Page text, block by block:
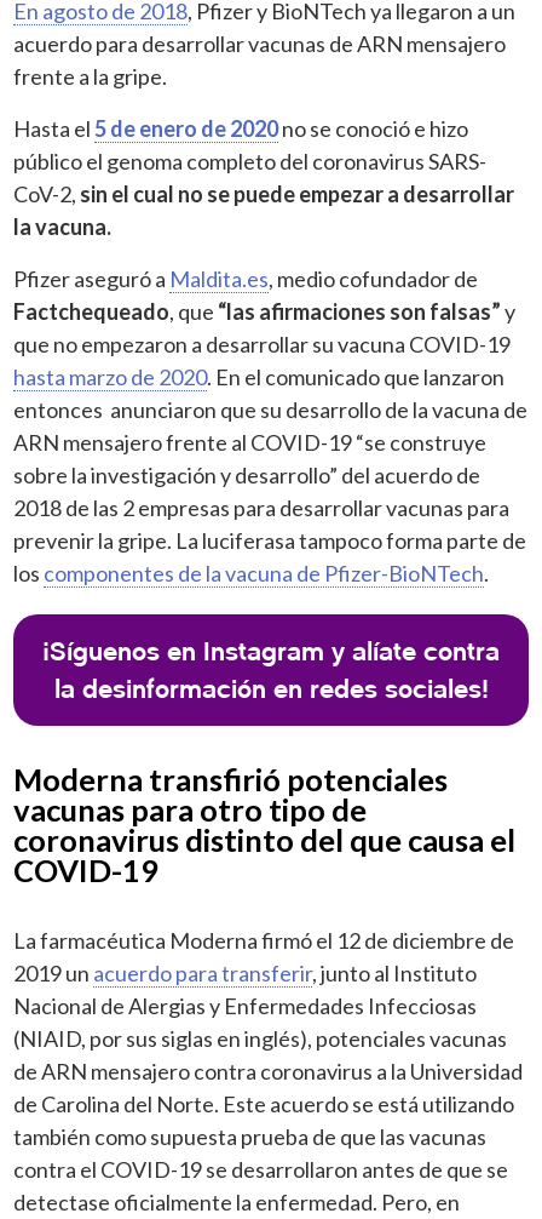
En agosto de 2018, Pfizer y BioNTech ya llegaron a un
acuerdo para desarrollar vacunas de ARN mensajero
frente a la gripe.
Hasta el5 de enero de 2020no se conoció e hizo
público el genoma completo del coronavirus SARS-
CoV-2, sin el cual no se puede empezar a desarrollar
la vacuna.
Pfizer aseguró a Maldita.es, medio cofundador de
Factchequeado, que “las afirmaciones son falsas”y
que no empezaron a desarrollar su vacuna COVID-19
hasta marzo de 2020. En el comunicado que lanzaron
entonces anunciaron que su desarrollo de la vacuna de
ARN mensajero frente al COVID-19 “se construye
sobre la investigación y desarrollo” del acuerdo de
2018 de las 2 empresas para desarrollar vacunas para
prevenir la gripe. La luciferasa tampoco forma parte de
los componentes de la vacuna de Pfizer-BioNTech.
¡Síguenos en Instagram y alíate contra
la desinformación en redes sociales!
Moderna transfirió potenciales
vacunas para otro tipo de
coronavirus distinto del que causa el
COVID-19
La farmacéutica Moderna firmó el 12 de diciembre de
2019 un acuerdo para transferir, junto al Instituto
Nacional de Alergias y Enfermedades Infecciosas
(NIAID, por sus siglas en inglés), potenciales vacunas
de ARN mensajero contra coronavirus a la Universidad
de Carolina del Norte. Este acuerdo se está utilizando
también como supuesta prueba de que las vacunas
contra el COVID-19 se desarrollaron antes de que se
detectase oficialmente la enfermedad. Pero, en